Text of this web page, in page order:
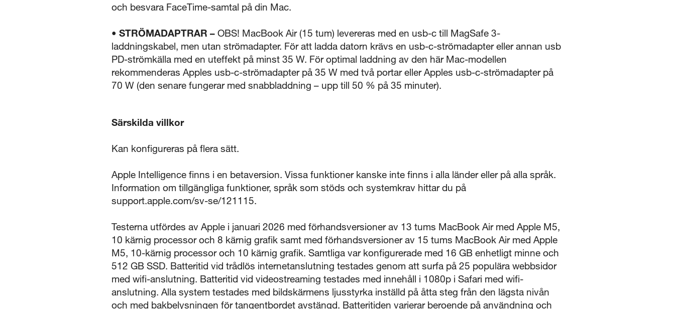
och besvara FaceTime-samtal på din Mac.
• STRÖMADAPTRAR – OBS! MacBook Air (15 tum) levereras med en usb-c till MagSafe 3-
laddningskabel, men utan strömadapter. För att ladda datorn krävs en usb-c-strömadapter eller annan usb
PD-strömkälla med en uteffekt på minst 35 W. För optimal laddning av den här Mac-modellen
rekommenderas Apples usb-c-strömadapter på 35 W med två portar eller Apples usb-c-strömadapter på
70 W (den senare fungerar med snabbladdning – upp till 50 % på 35 minuter).
Särskilda villkor
Kan konfigureras på flera sätt.
Apple Intelligence finns i en betaversion. Vissa funktioner kanske inte finns i alla länder eller på alla språk.
Information om tillgängliga funktioner, språk som stöds och systemkrav hittar du på
support.apple.com/sv-se/121115.
Testerna utfördes av Apple i januari 2026 med förhandsversioner av 13 tums MacBook Air med Apple M5,
10 kärnig processor och 8 kärnig grafik samt med förhandsversioner av 15 tums MacBook Air med Apple
M5, 10-kärnig processor och 10 kärnig grafik. Samtliga var konfigurerade med 16 GB enhetligt minne och
512 GB SSD. Batteritid vid trådlös internetanslutning testades genom att surfa på 25 populära webbsidor
med wifi-anslutning. Batteritid vid videostreaming testades med innehåll i 1080p i Safari med wifi-
anslutning. Alla system testades med bildskärmens ljusstyrka inställd på åtta steg från den lägsta nivån
och med bakbelysningen för tangentbordet avstängd. Batteritiden varierar beroende på användning och